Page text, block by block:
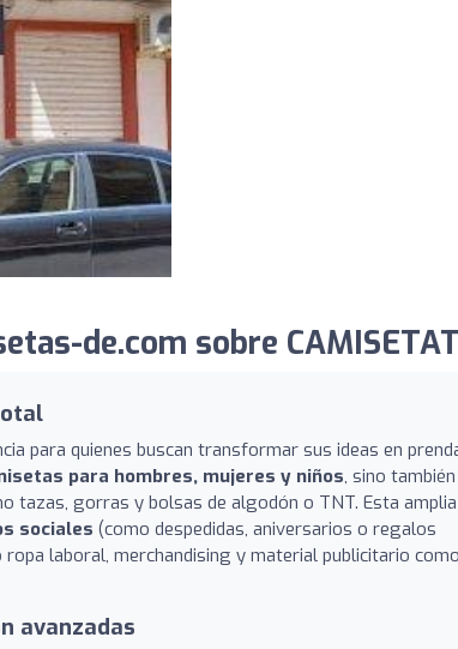
de.com sobre
para quienes buscan transformar sus ideas en
para hombres, mujeres y niños, sino también
tazas, gorras y bolsas de algodón o TNT. Esta amplia
sociales (como despedidas, aniversarios o regalos
ropa laboral, merchandising y material publicitario como
avanzadas